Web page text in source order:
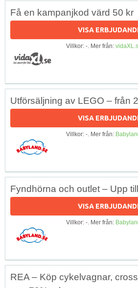
Få en kampanjkod värd 50 kr
VISA
Villkor: -. Mer från:
Utförsäljning av LEGO – från
VISA
Villkor: -. Mer från:
Fyndhörna och outlet – Upp
VISA
Villkor: -. Mer från:
REA – Köp cykelvagnar,